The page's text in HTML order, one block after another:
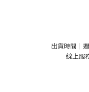
出貨時間｜
線上服